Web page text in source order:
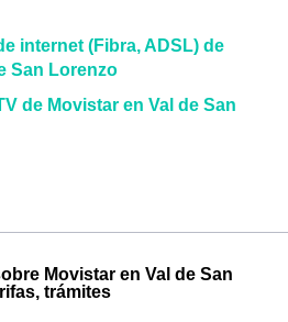
internet (Fibra, ADSL) de
San Lorenzo
de Movistar en Val de San
Movistar en Val de San
trámites